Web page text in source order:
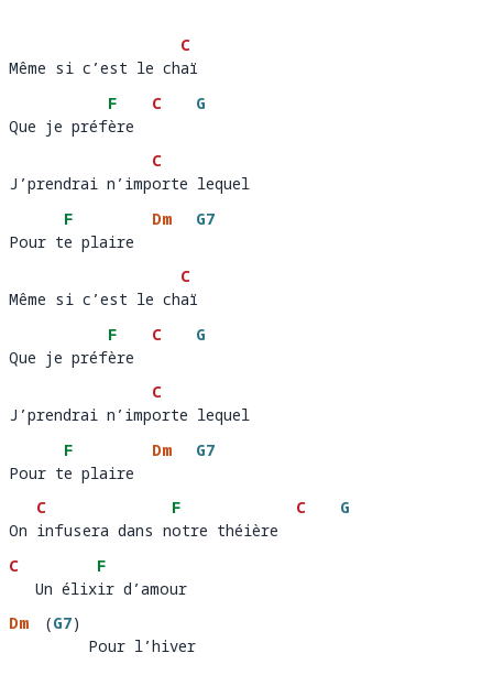
Même si c’est le ch
C
aï
Même si c’est le chaï
Que je préf
F
ère
C
G
Que je préfère
J’prendrai n’imp
C
orte lequel
J’prendrai n’importe lequel
Pour t
F
e plaire
Dm
G7
Pour te plaire
Même si c’est le ch
C
aï
Même si c’est le chaï
Que je préf
F
ère
C
G
Que je préfère
J’prendrai n’imp
C
orte lequel
J’prendrai n’importe lequel
Pour t
F
e plaire
Dm
G7
Pour te plaire
On
C
infusera dans n
F
otre théière
C
G
On infusera dans notre théière
C
   Un élix
F
ir d’amour
   Un élixir d’amour
Dm
(G7)
         Pour l’hiver